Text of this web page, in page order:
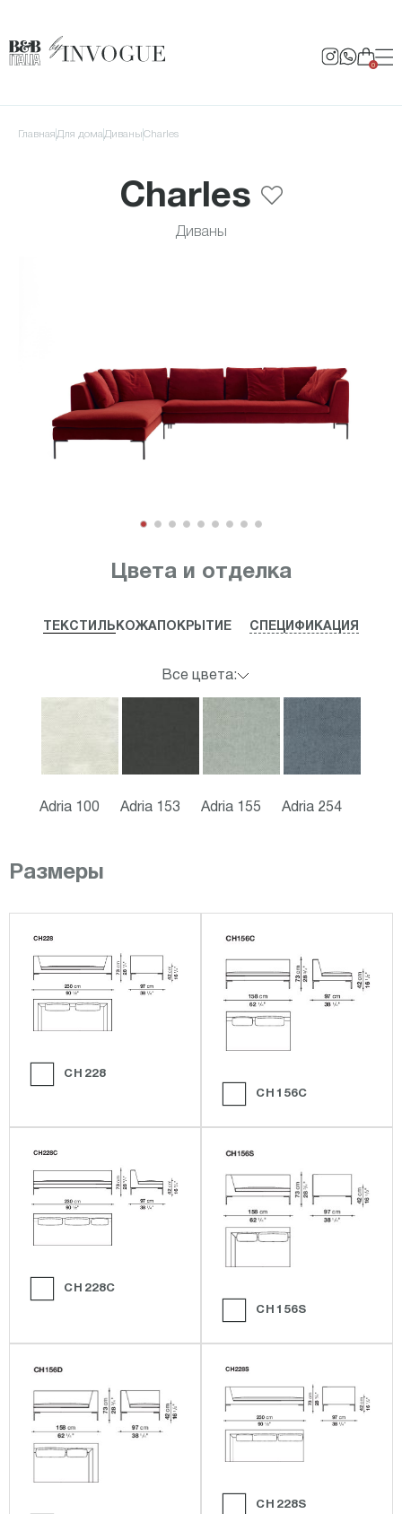
0
Главная для дома Диваны Charles
Charles
Диваны
Цвета и отделка
ТЕКСТИЛЬ КОЖА ПОКРЫТИЕ СПЕЦИФИКАЦИЯ
Все цвета:
Adria 100 Adria 153 Adria 155 Adria 254
Размеры
CH228
CH156C
CH228C
CH156S
CH228S